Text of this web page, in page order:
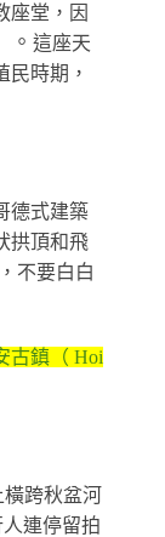
座堂，因
。 這座天
民時期，
德式建築
拱頂和飛
不要白白
古鎮（ Hoi
跨秋盆河
人連停留拍